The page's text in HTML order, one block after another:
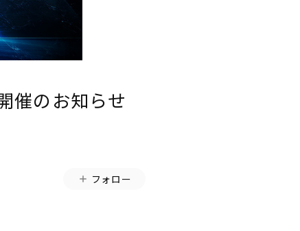
催のお知らせ
フォロー